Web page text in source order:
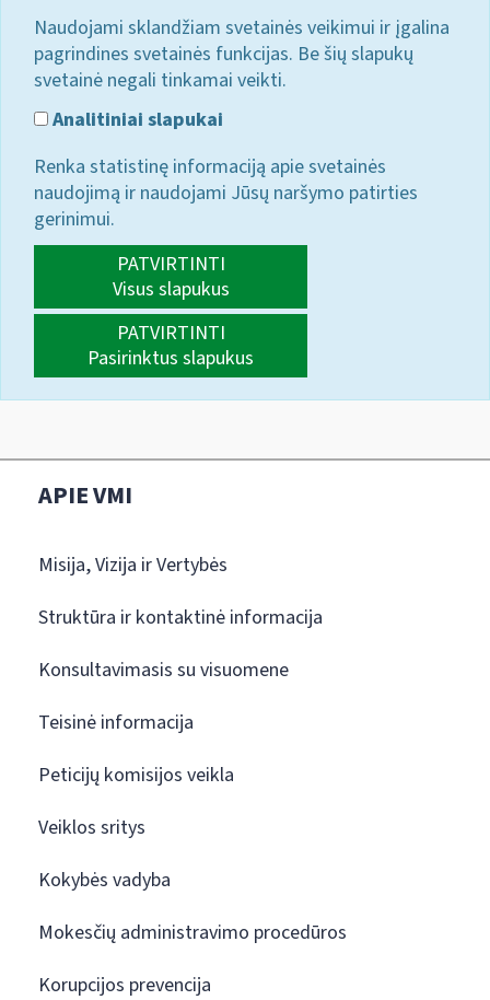
Naudojami sklandžiam svetainės veikimui ir įgalina
pagrindines svetainės funkcijas. Be šių slapukų
svetainė negali tinkamai veikti.
Analitiniai slapukai
Renka statistinę informaciją apie svetainės
naudojimą ir naudojami Jūsų naršymo patirties
gerinimui.
PATVIRTINTI
Visus slapukus
PATVIRTINTI
Pasirinktus slapukus
APIE VMI
Misija, Vizija ir Vertybės
Struktūra ir kontaktinė informacija
Konsultavimasis su visuomene
Teisinė informacija
Peticijų komisijos veikla
Veiklos sritys
Kokybės vadyba
Mokesčių administravimo procedūros
Korupcijos prevencija